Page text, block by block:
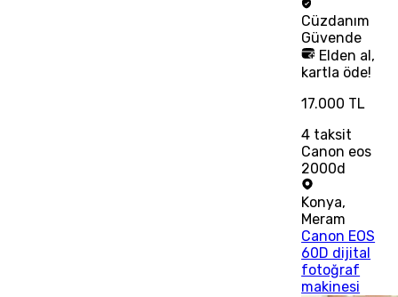
Cüzdanım
Güvende
Elden al,
kartla öde!
17.000 TL
4 taksit
Canon eos
2000d
Konya,
Meram
Canon EOS
60D dijital
fotoğraf
makinesi